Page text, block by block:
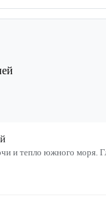
Глубокий тёмно‑синий авантюрин с